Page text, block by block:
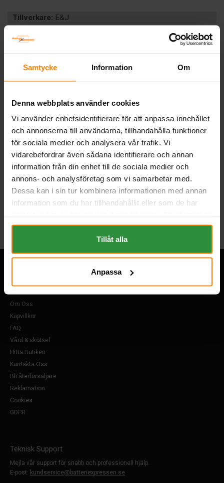
Samtycke Information Om
Denna webbplats använder cookies
Vi använder enhetsidentifierare för att anpassa innehållet
och annonserna till användarna, tillhandahålla funktioner
för sociala medier och analysera vår trafik. Vi
vidarebefordrar även sådana identifierare och annan
information från din enhet till de sociala medier och
annons- och analysföretag som vi samarbetar med.
Dessa kan i sin tur kombinera informationen med annan
information som du har tillhandahållit eller som de har
om "Cookies" och ditt val finner du på vår Cookie sida
längst ner i "footern" på sidan.
Tillåt alla
Anpassa
Tillverkare: E&J
Längd (mm):
Höjd (mm):188
Volt:12
Polställning:
0 (+ höger)
Poltyp:
Teknologi:
LITIUM
Artikelgrupp:
LITIUM
BESKRIVNING
Tillbaka
Om Oss
Köpvillkor
FAQ
Vård & skötsel
Hitta Butiken
Kontakta Oss
Bli återförsäljare
Reklamation
Cookies
GDPR
Teknisk Support
Mejla vår support för snabb och professionell hjälp.
E-post: kundservice@batteriexpressen.se